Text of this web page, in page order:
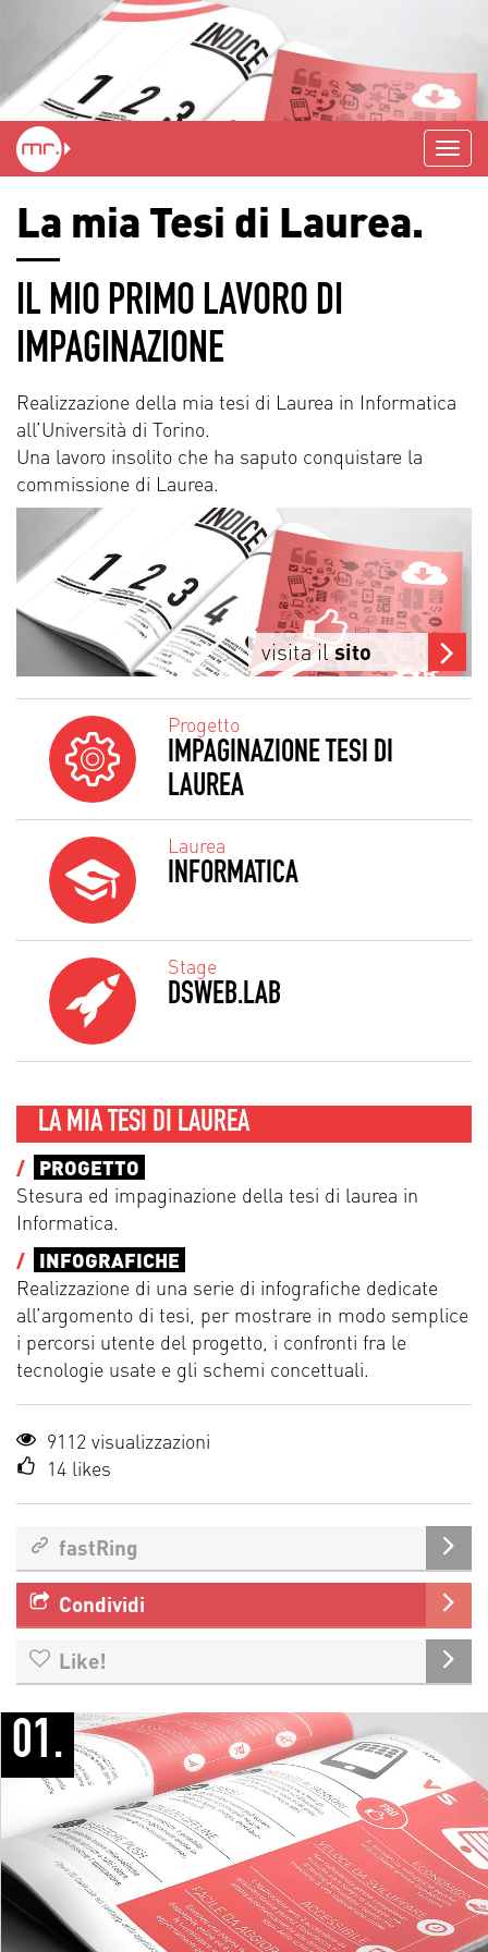
La mia Tesi di Laurea.
IL MIO PRIMO LAVORO DI
IMPAGINAZIONE
Realizzazione della mia tesi di Laurea in Informatica
all’Università di Torino.
Una lavoro insolito che ha saputo conquistare la
commissione di Laurea.
visita ilsito
Progetto
IMPAGINAZIONE TESI DI
LAUREA
Laurea
INFORMATICA
Stage
DSWEB.LAB
LA MIA TESI DI LAUREA
/
PROGETTO
Stesura ed impaginazione della tesi di laurea in
Informatica.
/
INFOGRAFICHE
Realizzazione di una serie di infografiche dedicate
all’argomento di tesi, per mostrare in modo semplice
i percorsi utente del progetto, i confronti fra le
tecnologie usate e gli schemi concettuali.
9112 visualizzazioni
14 likes
fastRing
Condividi
Like!
01.